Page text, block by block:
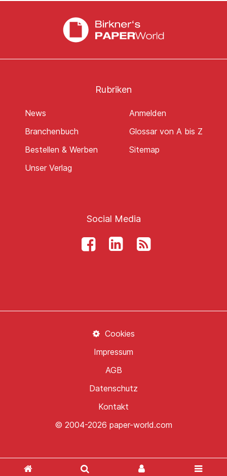
Rubriken
News
Branchenbuch
Bestellen & Werben
Unser Verlag
Anmelden
Glossar von A bis Z
Sitemap
Social Media
© 2004-2026 paper-world.com
Kontakt
Datenschutz
AGB
Impressum
Cookies